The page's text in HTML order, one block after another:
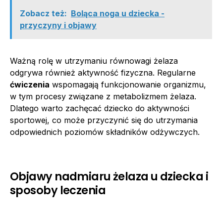
Zobacz też: Boląca noga u dziecka -
przyczyny i objawy
Ważną rolę w utrzymaniu równowagi żelaza
odgrywa również aktywność fizyczna. Regularne
ćwiczenia wspomagają funkcjonowanie organizmu,
w tym procesy związane z metabolizmem żelaza.
Dlatego warto zachęcać dziecko do aktywności
sportowej, co może przyczynić się do utrzymania
odpowiednich poziomów składników odżywczych.
Objawy nadmiaru żelaza u dziecka i
sposoby leczenia